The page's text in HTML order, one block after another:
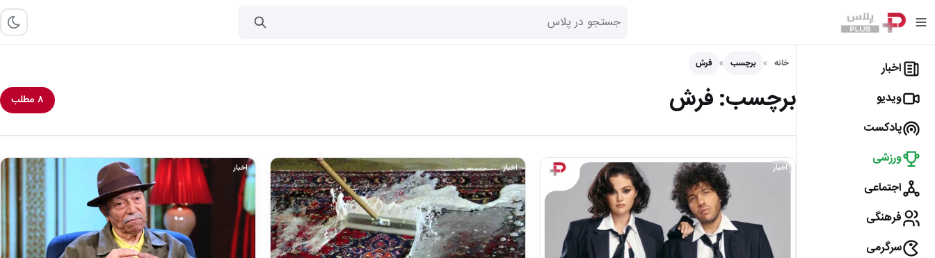
اخبار
ویدیو
پادکست
ورزشی
اجتماعی
فرهنگی
سرگرمی
خانه برچسب فرش
برچسب:فرش ۸ مطلب
اخبار اخبار اخبار